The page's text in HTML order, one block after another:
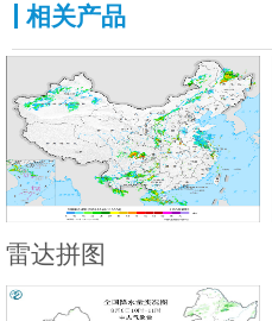
相关产品
雷达拼图